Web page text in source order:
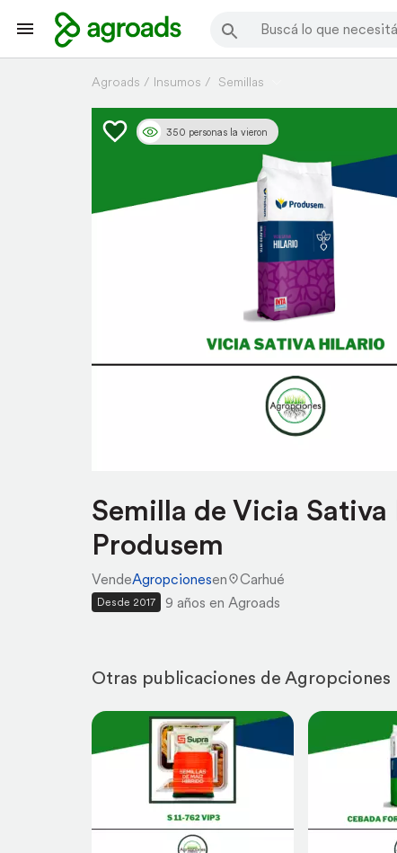
Agroads Insumos Semillas
350 personas la vieron
Semilla de Vicia
Produsem
VendeAgropcionesen Carhué
Desde 2017 9 años en Agroads
Otras publicaciones de Agropciones